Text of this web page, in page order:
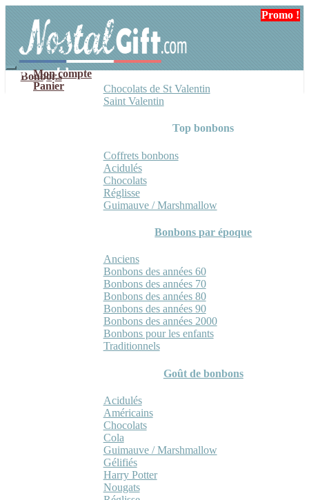
navigation
contenu
Mon compte
Panier
Bonbons
Chocolats de St Valentin
Saint Valentin
Top bonbons
Coffrets bonbons
Acidulés
Chocolats
Réglisse
Guimauve / Marshmallow
Bonbons par époque
Anciens
Bonbons des années 60
Bonbons des années 70
Bonbons des années 80
Bonbons des années 90
Bonbons des années 2000
Bonbons pour les enfants
Traditionnels
Goût de bonbons
Acidulés
Américains
Chocolats
Cola
Guimauve / Marshmallow
Gélifiés
Harry Potter
Nougats
Promo !